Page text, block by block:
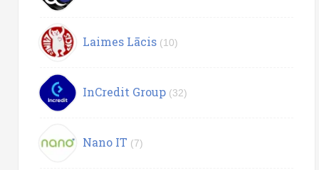
Laimes Lācis (10)
InCredit Group (32)
Nano IT (7)